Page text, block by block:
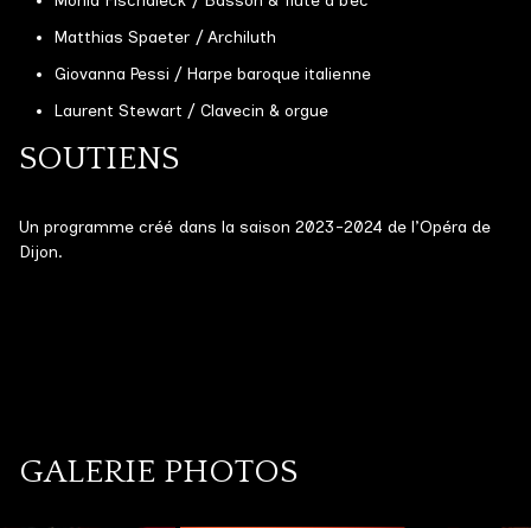
Grands ensembles
Petits effectifs
Médiation & Ateliers
NOUS CONTACTER
Matthias Spaeter / Archiluth
Giovanna Pessi / Harpe baroque italienne
Laurent Stewart / Clavecin & orgue
SOUTIENS
Un programme créé dans la saison 2023-2024 de l’Opéra de
Dijon.
GALERIE PHOTOS